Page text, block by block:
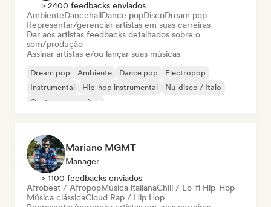
> 2400 feedbacks enviados
AmbienteDancehallDance popDiscoDream pop
Representar/gerenciar artistas em suas carreiras
Dar aos artistas feedbacks detalhados sobre o
som/produção
Assinar artistas e/ou lançar suas músicas
Dream pop Ambiente Dance pop
Electropop
Instrumental
Hip-hop instrumental
Nu-disco / Italo
Cantor-compositor
Mariano MGMT
Manager
> 1100 feedbacks enviados
Afrobeat / AfropopMúsica italianaChill / Lo-fi Hip-Hop
Música clássicaCloud Rap / Hip Hop